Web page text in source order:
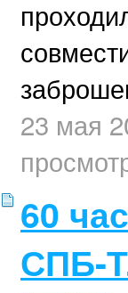
23 мая
60
СПБ-